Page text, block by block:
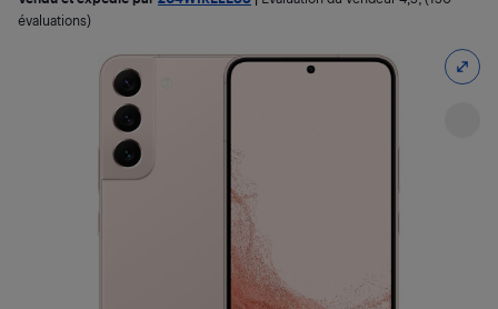
évaluations)